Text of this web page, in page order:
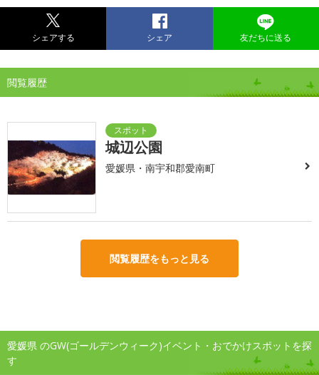
シェアする シェア 友だちに送る
閲覧履歴
城辺公園
愛媛県・南宇和郡愛南町
閲覧履歴をもっと見る
愛媛県 のGW(ゴールデンウィーク)イベント・おでかけスポットを探
す